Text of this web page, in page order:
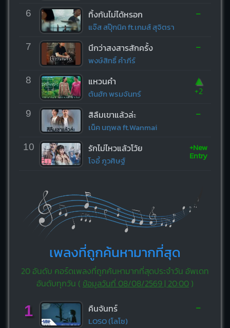
6 ทิ้งกันไม่ได้หรอก
แจ๊ส สปุ๊กนิค ft.เกมส์ สุจิตรา
-
7 นึกว่าสงสารสักครั้ง
พงษ์สิทธิ์ คำภีร์
-
8 แหวนคำ
ต้นฮัก พรมจันทร์
▲
+2
9 สิลืมเขาแล้วล่ะ
เน็ค นฤพล ft.Wanmai
-
10 รักไม่ไหวแล้วโว้ย
โจอี้ ภูวศิษฐ์
+New
Entry
เพลงที่ถูกค้นหามากที่สุด
20 อันดับ คอร์ดเพลงที่ถูกค้นหามากที่สุดประจำวัน อัพเดท
อันดับทุกวัน ( ข้อมูลวันที่ 08/08/2569 | 20:00)
1 คืนจันทร์
LOSO (โลโซ)
-